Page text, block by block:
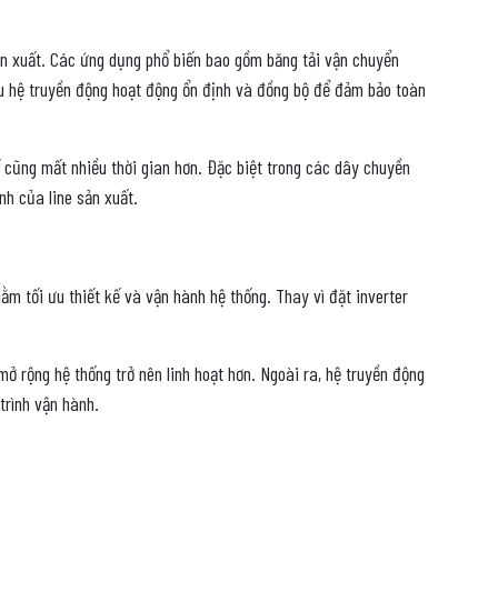
Các ứng dụng phổ biến bao gồm băng tải vận chuyển
truyền động hoạt động ổn định và đồng bộ để đảm bảo toàn
mất nhiều thời gian hơn. Đặc biệt trong các dây chuyền
của line sản xuất.
tối ưu thiết kế và vận hành hệ thống. Thay vì đặt inverter
rộng hệ thống trở nên linh hoạt hơn. Ngoài ra, hệ truyền động
vận hành.